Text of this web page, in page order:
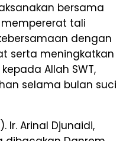
bersama
tali
dengan
serta meningkatkan
Allah SWT,
selama bulan suci
Ir. Arinal Djunaidi,